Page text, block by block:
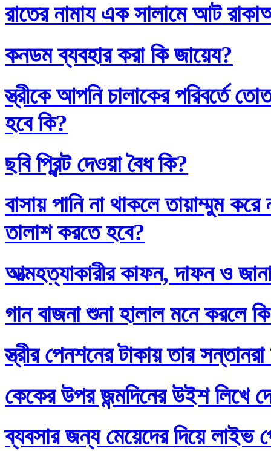
রাতের নামায এক সালামে আট
কনডম ব্যবহার করা কি জায়েয?
স্ত্রীকে আপনি চালাকের পরিবর্তে
হবে কি?
ছবি প্রিন্ট দেওয়া বৈধ কি?
বাসায় পানি না থাকলে তায়াম্মুম
তালাশ করতে হবে?
আত্মহত্যাকারীর কাফন, দাফন ও
গান বাজনা শুনা হালাল মনে করলে
স্ত্রীর পেনশনের টাকায় তার
কেকের উপর জন্মদিনের উইশ লিখে
ব্যবসার জন্য মেয়েদের দিয়ে লাইভ